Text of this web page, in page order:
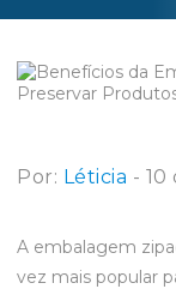
Por: Léticia -
A embalagem
vez mais popular